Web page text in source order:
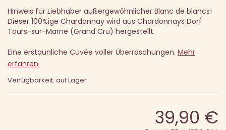
Hinweis für Liebhaber außergewöhnlicher Blanc de blancs!
Dieser 100%ige Chardonnay wird aus Chardonnays Dorf
Tours-sur-Marne (Grand Cru) hergestellt.
Eine erstaunliche Cuvée voller Überraschungen. Mehr
erfahren
Verfügbarkeit: auf Lager
39,90 €